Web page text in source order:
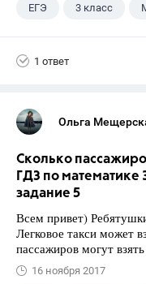
ЕГЭ 3 класс
1 ответ
Ольга
Сколько
ГДЗ по математике
задание 5
Всем привет)
Легковое такси может
пассажиров могут
16 ноября 2017